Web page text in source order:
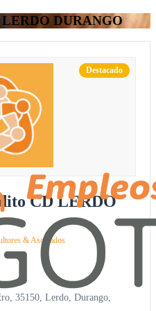
LERDO DURANGO
Destacado
CD LERDO
& Asociados
35150, Lerdo, Durango,